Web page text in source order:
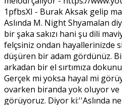
1pfbsXI - Burak Aksak gelip
Aslında M. Night Shyamalan
bir şaka sakızı hani şu dili
felçsiniz ondan hayallerinizde
düşüren bir adam gördünüz.
arkadan bir el sırtımıza
Gerçek mi yoksa hayal mi
ovarken biranda yok oluyor ve
görüyoruz. Diyor ki:''Aslında